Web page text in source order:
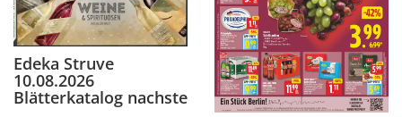
Edeka Struve
10.08.2026
Blätterkatalog nachste